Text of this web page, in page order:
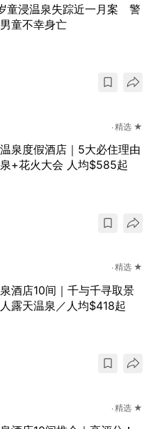
童浸温泉失踪近一月案 警
童不幸身亡
精选 ★
泉度假酒店｜5大必住理由
+花火大会 人均$585起
精选 ★
酒店10间｜千与千寻取景
露天温泉／人均$418起
精选 ★